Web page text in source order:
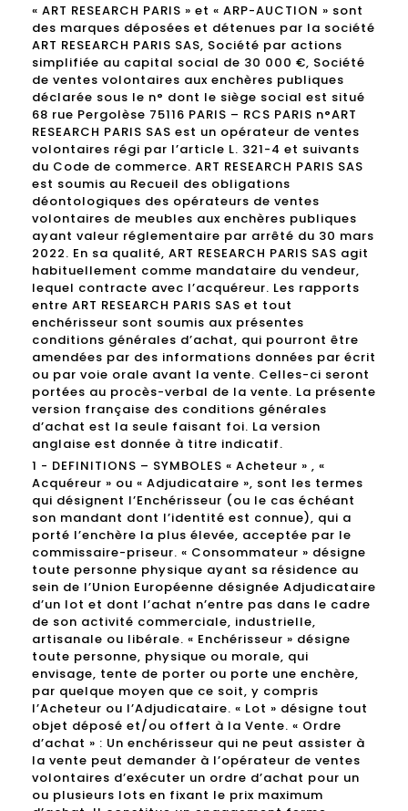
« ART RESEARCH PARIS » et « ARP-AUCTION » sont
des marques déposées et détenues par la société
ART RESEARCH PARIS SAS, Société par actions
simplifiée au capital social de 30 000 €, Société
de ventes volontaires aux enchères publiques
déclarée sous le n° dont le siège social est situé
68 rue Pergolèse 75116 PARIS – RCS PARIS n°ART
RESEARCH PARIS SAS est un opérateur de ventes
volontaires régi par l’article L. 321-4 et suivants
du Code de commerce. ART RESEARCH PARIS SAS
est soumis au Recueil des obligations
déontologiques des opérateurs de ventes
volontaires de meubles aux enchères publiques
ayant valeur réglementaire par arrêté du 30 mars
2022. En sa qualité, ART RESEARCH PARIS SAS agit
habituellement comme mandataire du vendeur,
lequel contracte avec l’acquéreur. Les rapports
entre ART RESEARCH PARIS SAS et tout
enchérisseur sont soumis aux présentes
conditions générales d’achat, qui pourront être
amendées par des informations données par écrit
ou par voie orale avant la vente. Celles-ci seront
portées au procès-verbal de la vente. La présente
version française des conditions générales
d’achat est la seule faisant foi. La version
anglaise est donnée à titre indicatif.
1 - DEFINITIONS – SYMBOLES « Acheteur » , «
Acquéreur » ou « Adjudicataire », sont les termes
qui désignent l’Enchérisseur (ou le cas échéant
son mandant dont l’identité est connue), qui a
porté l’enchère la plus élevée, acceptée par le
commissaire-priseur. « Consommateur » désigne
toute personne physique ayant sa résidence au
sein de l’Union Européenne désignée Adjudicataire
d’un lot et dont l’achat n’entre pas dans le cadre
de son activité commerciale, industrielle,
artisanale ou libérale. « Enchérisseur » désigne
toute personne, physique ou morale, qui
envisage, tente de porter ou porte une enchère,
par quelque moyen que ce soit, y compris
l’Acheteur ou l’Adjudicataire. « Lot » désigne tout
objet déposé et/ou offert à la Vente. « Ordre
d’achat » : Un enchérisseur qui ne peut assister à
la vente peut demander à l’opérateur de ventes
volontaires d’exécuter un ordre d’achat pour un
ou plusieurs lots en fixant le prix maximum